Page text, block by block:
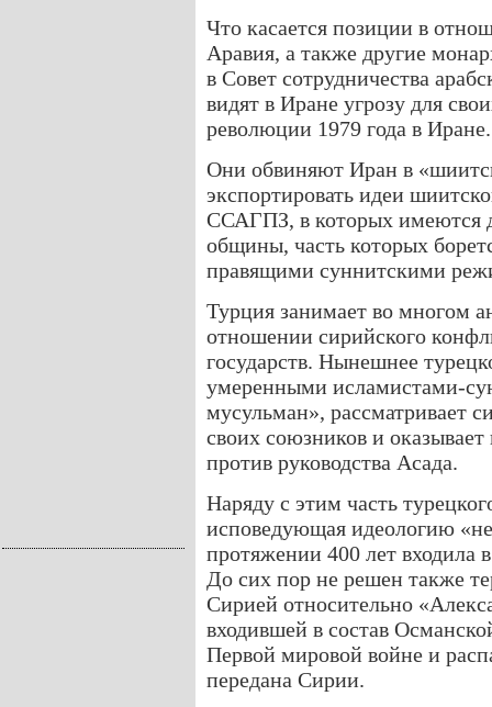
Что касается позиции в
Аравия, а также другие
в Совет сотрудничества
видят в Иране угрозу для
революции 1979 года в Иране.
Они обвиняют Иран в
экспортировать идеи
ССАГПЗ, в которых имеются
общины, часть которых
правящими суннитскими
Турция занимает во многом
отношении сирийского
государств. Нынешнее
умеренными исламистами-
мусульман», рассматривает
своих союзников и
против руководства Асада.
Наряду с этим часть
исповедующая идеологию
протяжении 400 лет входила
До сих пор не решен также
Сирией относительно
входившей в состав
Первой мировой войне и
передана Сирии.